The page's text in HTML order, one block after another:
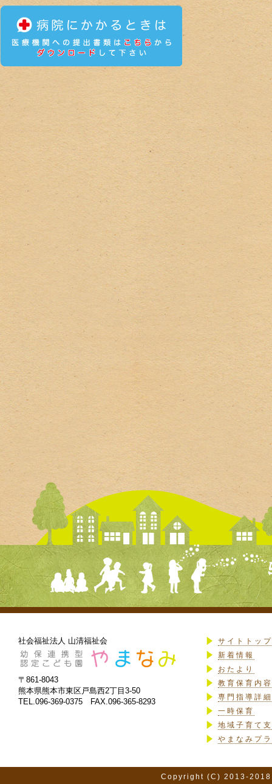
社会福祉法人 山清福祉会
〒861-8043
熊本県熊本市東区戸島西2丁目3-50
TEL.096-369-0375 FAX.096-365-8293
サイトトップ
新着情報
おたより
教育保育内
専門指導詳細
一時保育
地域子育て
やまなみプ
Copyright (C) 2013-